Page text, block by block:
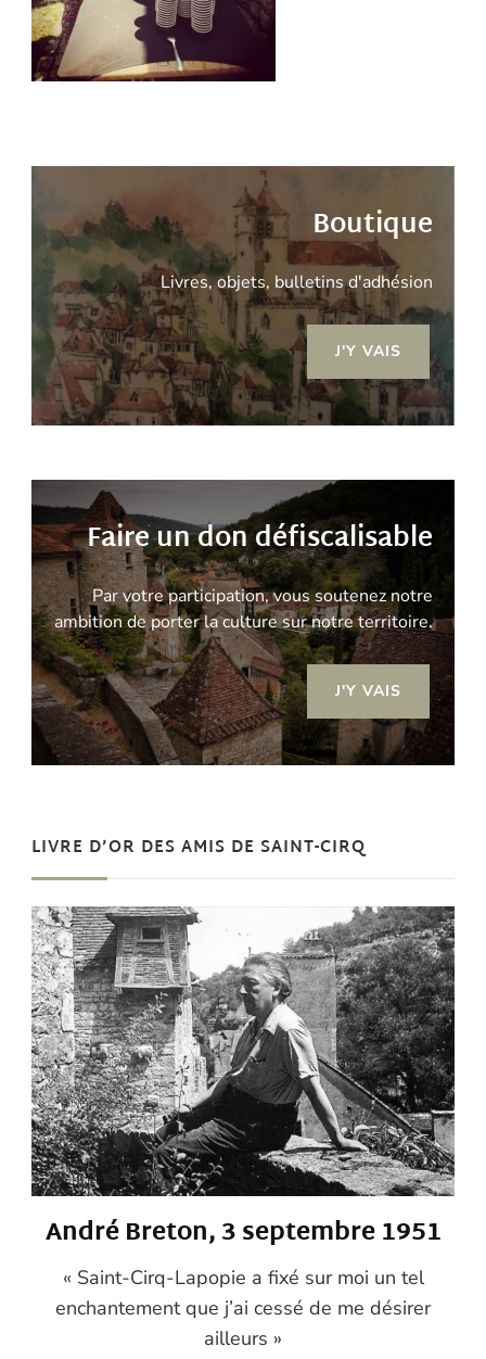
Boutique
Livres, objets, bulletins d'adhésion
J'Y VAIS
Faire un don défiscalisable
Par votre participation, vous soutenez notre
ambition de porter la culture sur notre territoire.
J'Y VAIS
LIVRE D’OR DES AMIS DE SAINT-CIRQ
André Breton, 3 septembre 1951
« Saint-Cirq-Lapopie a fixé sur moi un tel
enchantement que j’ai cessé de me désirer
ailleurs »